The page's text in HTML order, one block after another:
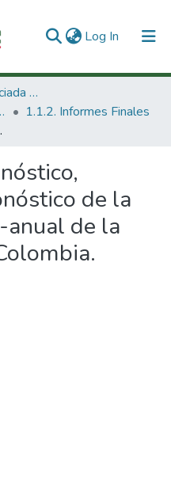
Log In (current)
1. Investigación Financiada con Recursos Públicos
1.1.2. Informes Finales
en Colombia.
de la
de la